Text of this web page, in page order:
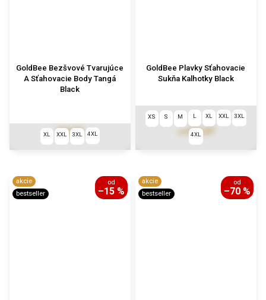
GoldBee Bezšvové Tvarujúce
A Sťahovacie Body Tangá
Black
€64,36
XL XXL 3XL 4XL
GoldBee Plavky Sťahovacie
Sukňa Kalhotky Black
€62,67
XS S M L XL XXL 3XL
4XL
akcie
bestseller
od
–15 %
akcie
bestseller
od
–70 %